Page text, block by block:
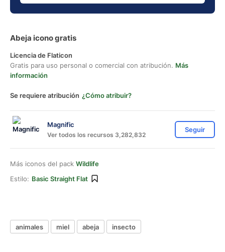
Abeja icono gratis
Licencia de Flaticon
Gratis para uso personal o comercial con atribución. Más
información
Se requiere atribución ¿Cómo atribuir?
Magnific
Ver todos los recursos 3,282,832
Seguir
Más iconos del pack Wildlife
Estilo: Basic Straight Flat
animales miel abeja insecto